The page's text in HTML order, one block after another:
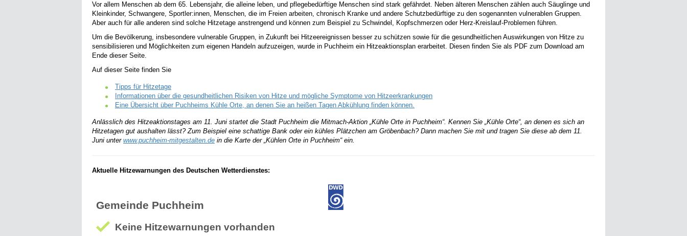
Vor allem Menschen ab dem 65. Lebensjahr, die alleine leben, und pflegebedürftige Menschen sind stark gefährdet. Neben älteren Menschen zählen auch Säuglinge und
Kleinkinder, Schwangere, Sportler:innen, Menschen, die im Freien arbeiten, chronisch Kranke und andere Schutzbedürftige zu den sogenannten vulnerablen Gruppen.
Aber auch für alle anderen sind solche Hitzetage anstrengend und können zum Beispiel zu Schwindel, Kopfschmerzen oder Herz-Kreislauf-Problemen führen.
Um die Bevölkerung, insbesondere vulnerable Gruppen, in Zukunft bei Hitzeereignissen besser zu schützen sowie für die gesundheitlichen Auswirkungen von Hitze zu
sensibilisieren und Möglichkeiten zum eigenen Handeln aufzuzeigen, wurde in Puchheim ein Hitzeaktionsplan erarbeitet. Diesen finden Sie als PDF zum Download am
Ende dieser Seite.
Auf dieser Seite finden Sie
Tipps für Hitzetage
Informationen über die gesundheitlichen Risiken von Hitze und mögliche Symptome von Hitzeerkrankungen
Eine Übersicht über Puchheims Kühle Orte, an denen Sie an heißen Tagen Abkühlung finden können.
Anlässlich des Hitzeaktionstages am 11. Juni startet die Stadt Puchheim die Mitmach-Aktion „Kühle Orte in Puchheim“. Kennen Sie „Kühle Orte“, an denen es sich an
Hitzetagen gut aushalten lässt? Zum Beispiel eine schattige Bank oder ein kühles Plätzchen am Gröbenbach? Dann machen Sie mit und tragen Sie diese ab dem 11.
Juni unter www.puchheim-mitgestalten.de in die Karte der „Kühlen Orte in Puchheim“ ein.
Aktuelle Hitzewarnungen des Deutschen Wetterdienstes: